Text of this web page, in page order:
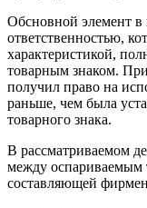
Обсновной элемент в
ответственностью,
характеристикой,
товарным знаком.
получил право на
раньше, чем была
товарного знака.
В рассматриваемом
между оспариваемым
составляющей